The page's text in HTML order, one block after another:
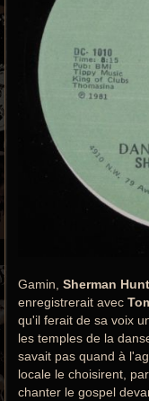
Gamin, Sherman
enregistrerait avec
qu'il ferait de sa voix
les temples de la
savait pas quand à
locale le choisirent,
chanter le gospel